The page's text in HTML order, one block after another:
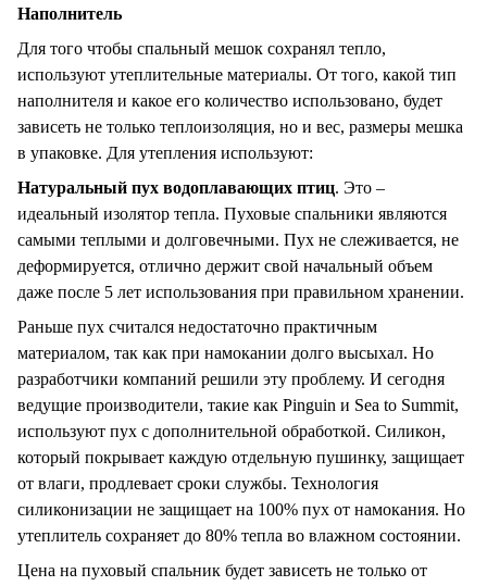
Наполнитель
Для того чтобы спальный мешок сохранял тепло,
используют утеплительные материалы. От того, какой тип
наполнителя и какое его количество использовано, будет
зависеть не только теплоизоляция, но и вес, размеры мешка
в упаковке. Для утепления используют:
Натуральный пух водоплавающих птиц. Это –
идеальный изолятор тепла. Пуховые спальники являются
самыми теплыми и долговечными. Пух не слеживается, не
деформируется, отлично держит свой начальный объем
даже после 5 лет использования при правильном хранении.
Раньше пух считался недостаточно практичным
материалом, так как при намокании долго высыхал. Но
разработчики компаний решили эту проблему. И сегодня
ведущие производители, такие как Pinguin и Sea to Summit,
используют пух с дополнительной обработкой. Силикон,
который покрывает каждую отдельную пушинку, защищает
от влаги, продлевает сроки службы. Технология
силиконизации не защищает на 100% пух от намокания. Но
утеплитель сохраняет до 80% тепла во влажном состоянии.
Цена на пуховый спальник будет зависеть не только от